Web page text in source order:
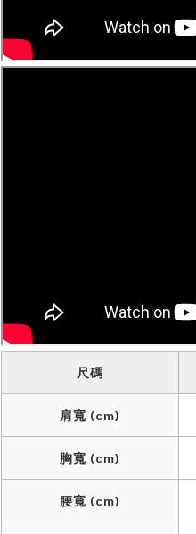
尺碼
肩寬 (cm)
胸寬 (cm)
腰寬 (cm)